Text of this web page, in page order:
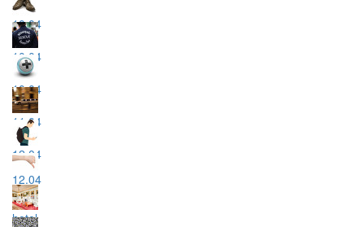
10.04
10.04
10.04
11.04
12.04
12.04
hotel